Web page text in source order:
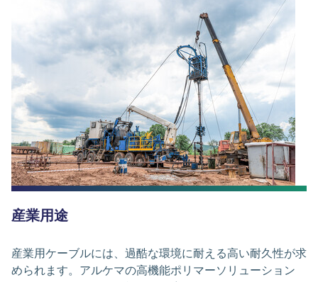
産業用途
産業用ケーブルには、過酷な環境に耐える高い耐久性が求
められます。アルケマの高機能ポリマーソリューション